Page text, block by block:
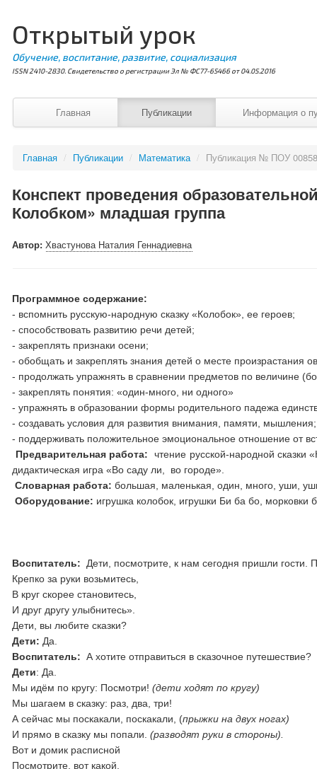
Открытый урок
Обучение, воспитание, развитие, социализация
ISSN 2410-2830. Свидетельство о регистрации Эл № ФС77-65466 от 04.05.2016
Главная Публикации Информация о
Главная / Публикации / Математика / Публикация № ПОУ
Конспект проведения
Колобком» младшая группа
Автор:Хвастунова Наталия Геннадиевна
Программное содержание:
- вспомнить русскую-народную сказку «Колобок», ее героев;
- способствовать развитию речи детей;
- закреплять признаки осени;
- обобщать и закреплять знания детей о месте произрастания
- продолжать упражнять в сравнении предметов по величине
- закреплять понятия: «один-много, ни одного»
- упражнять в образовании формы родительного падежа
- создавать условия для развития внимания, памяти, мышления;
- поддерживать положительное эмоциональное отношение от
Предварительная работа:чтение русской-народной сказки
дидактическая игра «Во саду ли, во городе».
Словарная работа:большая, маленькая, один, много, уши,
Оборудование: игрушка колобок, игрушки Би ба бо,
Воспитатель: Дети, посмотрите, к нам сегодня пришли
Крепко за руки возьмитесь,
В круг скорее становитесь,
И друг другу улыбнитесь».
Дети, вы любите сказки?
Дети: Да.
Воспитатель: А хотите отправиться в сказочное путешествие?
Дети: Да.
Мы идём по кругу: Посмотри!(дети ходят по кругу)
Мы шагаем в сказку: раз, два, три!
А сейчас мы поскакали, поскакали, (прыжки на двух ногах)
И прямо в сказку мы попали.(разводят руки в стороны).
Вот и домик расписной
Посмотрите, вот какой.